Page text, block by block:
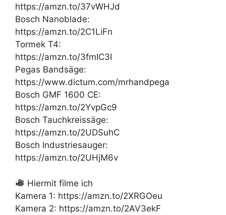
https://amzn.to/37vWHJd
Bosch Nanoblade:
https://amzn.to/2C1LiFn
Tormek T4:
https://amzn.to/3fmIC3I
Pegas Bandsäge:
https://www.dictum.com/mrhandpega
Bosch GMF 1600 CE:
https://amzn.to/2YvpGc9
Bosch Tauchkreissäge:
https://amzn.to/2UDSuhC
Bosch Industriesauger:
https://amzn.to/2UHjM6v
Hiermit filme ich
Kamera 1: https://amzn.to/2XRGOeu
Kamera 2: https://amzn.to/2AV3ekF